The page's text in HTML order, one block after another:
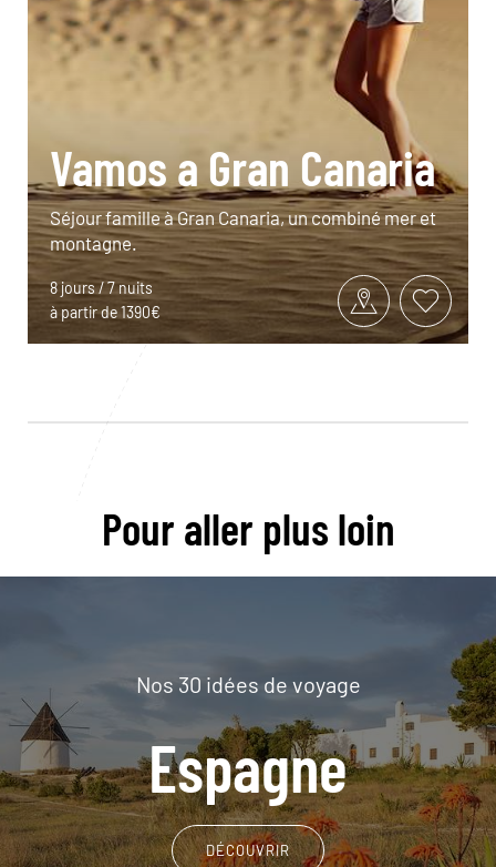
Vamos a Gran Canaria
Séjour famille à Gran Canaria, un combiné mer et
montagne.
8 jours / 7 nuits
à partir de 1390€
Pour aller plus loin
Nos 30 idées de voyage
Espagne
DÉCOUVRIR